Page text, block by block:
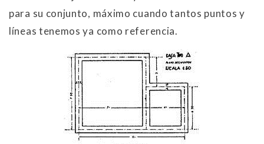
para su conjunto, máximo cuando tantos puntos y
líneas tenemos ya como referencia.